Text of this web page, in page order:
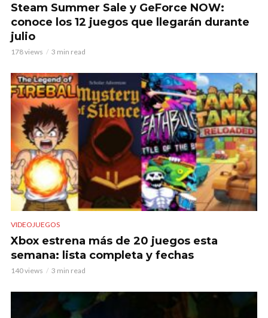
Steam Summer Sale y GeForce NOW:
conoce los 12 juegos que llegarán durante
julio
178 views 3 min read
VIDEOJUEGOS
Xbox estrena más de 20 juegos esta
semana: lista completa y fechas
140 views 3 min read